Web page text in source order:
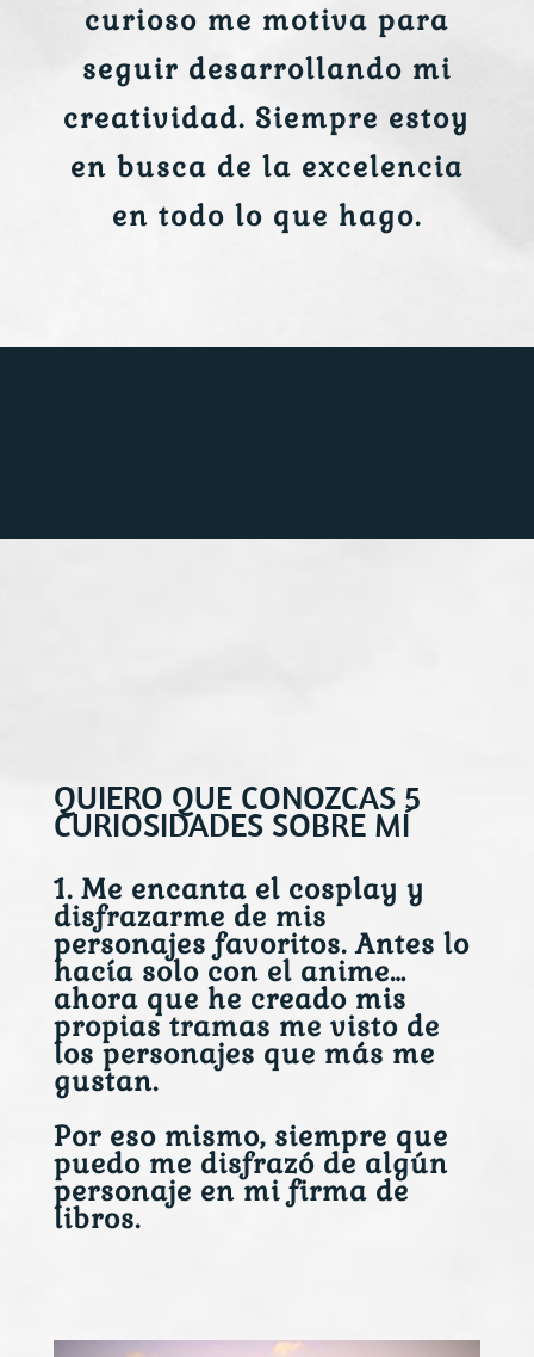
curioso me motiva para
seguir desarrollando mi
creatividad. Siempre estoy
en busca de la excelencia
en todo lo que hago.
QUIERO QUE CONOZCAS 5
CURIOSIDADES SOBRE MÍ
1. Me encanta el cosplay y
disfrazarme de mis
personajes favoritos. Antes lo
hacía solo con el anime…
ahora que he creado mis
propias tramas me visto de
los personajes que más me
gustan.
Por eso mismo, siempre que
puedo me disfrazó de algún
personaje en mi firma de
libros.